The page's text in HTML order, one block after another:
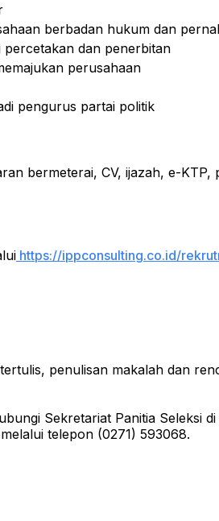
berbadan hukum dan
percetakan dan penerbitan
perusahaan
pengurus partai politik
bermeterai, CV, ijazah, e-
https://ippconsulting.co.id/
penulisan makalah dan
Sekretariat Panitia Seleksi
telepon (0271) 593068.